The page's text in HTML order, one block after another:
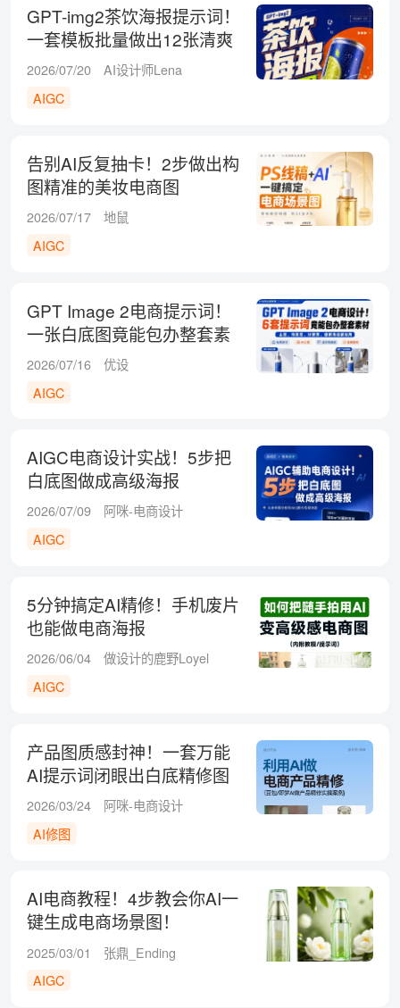
GPT-img2茶饮海报提示词！
一套模板批量做出12张清爽
运营图
2026/07/20
AI设计师Lena
AIGC
告别AI反复抽卡！2步做出构
图精准的美妆电商图
2026/07/17
地鼠
AIGC
GPT Image 2电商提示词！
一张白底图竟能包办整套素
材
2026/07/16
优设
AIGC
AIGC电商设计实战！5步把
白底图做成高级海报
2026/07/09
阿咪-电商设计
AIGC
5分钟搞定AI精修！手机废片
也能做电商海报
2026/06/04
做设计的鹿野Loyel
AIGC
产品图质感封神！一套万能
AI提示词闭眼出白底精修图
2026/03/24
阿咪-电商设计
AI修图
AI电商教程！4步教会你AI一
键生成电商场景图！
2025/03/01
张鼎_Ending
AIGC